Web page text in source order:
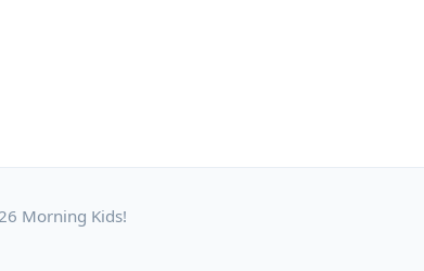
Morning Kids!